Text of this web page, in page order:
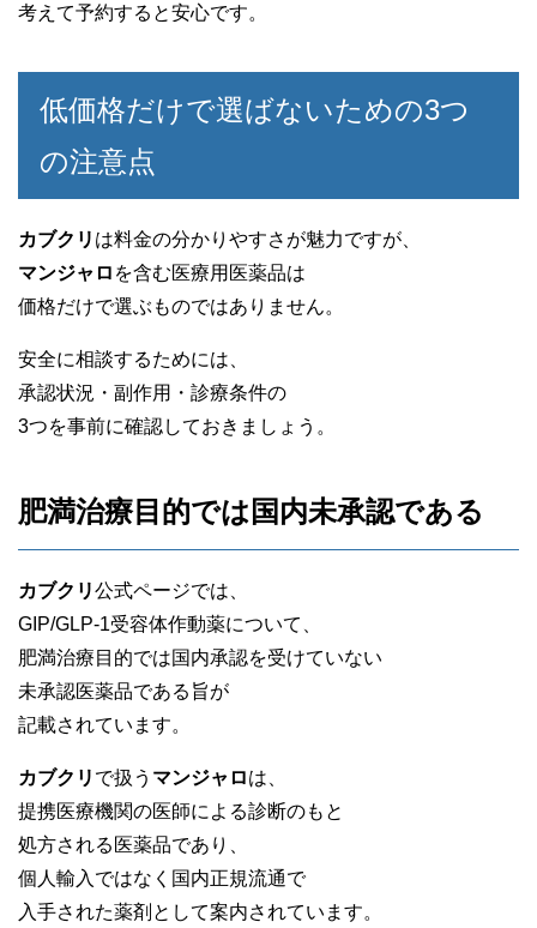
考えて予約すると安心です。
低価格だけで選ばないための3つ
の注意点
カブクリ は料金の分かりやすさが魅力ですが、
マンジャロ を含む医療用医薬品は
価格だけで選ぶものではありません。
安全に相談するためには、
承認状況・副作用・診療条件の
3つを事前に確認しておきましょう。
肥満治療目的では国内未承認である
カブクリ公式ページでは、
GIP/GLP-1受容体作動薬について、
肥満治療目的では国内承認を受けていない
未承認医薬品である旨が
記載されています。
カブクリ で扱う マンジャロは、
提携医療機関の医師による診断のもと
処方される医薬品であり、
個人輸入ではなく国内正規流通で
入手された薬剤として案内されています。